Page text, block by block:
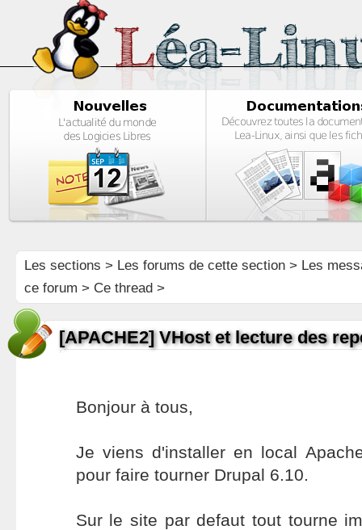
Les sections > Les forums de cette section> Les
ce forum > Ce thread >
[APACHE2] VHost et lecture des
Bonjour à tous,
Je viens d'installer en local
pour faire tourner Drupal 6.10.
Sur le site par defaut tout tourne